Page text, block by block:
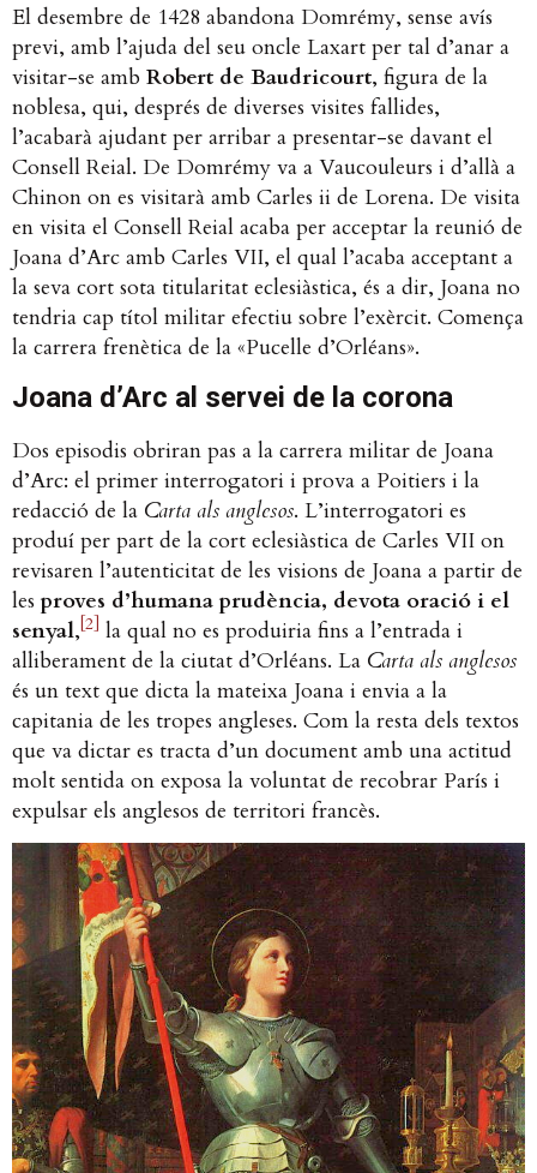
El desembre de 1428 abandona Domrémy, sense avís
previ, amb l’ajuda del seu oncle Laxart per tal d’anar a
visitar-se amb Robert de Baudricourt, figura de la
noblesa, qui, després de diverses visites fallides,
l’acabarà ajudant per arribar a presentar-se davant el
Consell Reial. De Domrémy va a Vaucouleurs i d’allà a
Chinon on es visitarà amb Carles ii de Lorena. De visita
en visita el Consell Reial acaba per acceptar la reunió de
Joana d’Arc amb Carles VII, el qual l’acaba acceptant a
la seva cort sota titularitat eclesiàstica, és a dir, Joana no
tendria cap títol militar efectiu sobre l’exèrcit. Comença
la carrera frenètica de la «Pucelle d’Orléans».
Joana d’Arc al servei de la corona
Dos episodis obriran pas a la carrera militar de Joana
d’Arc: el primer interrogatori i prova a Poitiers i la
redacció de la Carta als anglesos. L’interrogatori es
produí per part de la cort eclesiàstica de Carles VII on
revisaren l’autenticitat de les visions de Joana a partir de
les proves d’humana prudència, devota oració i el
senyal, [2] la qual no es produiria fins a l’entrada i
alliberament de la ciutat d’Orléans. La Carta als anglesos
és un text que dicta la mateixa Joana i envia a la
capitania de les tropes angleses. Com la resta dels textos
que va dictar es tracta d’un document amb una actitud
molt sentida on exposa la voluntat de recobrar París i
expulsar els anglesos de territori francès.